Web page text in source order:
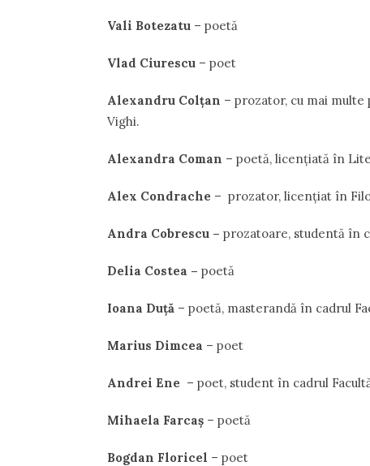
Vali Botezatu – poetă
Vlad Ciurescu – poet
Alexandru Colţan – prozator, cu mai
Vighi.
Alexandra Coman – poetă, licențiată în
Alex Condrache – prozator, licențiat în
Andra Cobrescu – prozatoare, studentă în
Delia Costea – poetă
Ioana Duţă – poetă, masterandă în cadrul
Marius Dimcea – poet
Andrei Ene – poet, student în cadrul
Mihaela Farcaș – poetă
Bogdan Floricel – poet